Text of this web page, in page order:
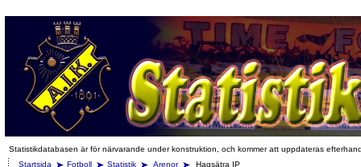
Statistikdatabasen är för närvarande under konstruktion, och kommer att uppdateras
Startsida
Fotboll Statistik Arenor Hagsätra IP